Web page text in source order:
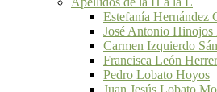
Estefanía Hernández
José Antonio Hinojos
Carmen Izquierdo
Francisca León
Pedro Lobato Hoyos
Juan Jesús Lobato